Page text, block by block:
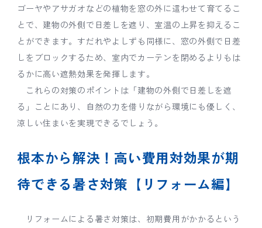
ゴーヤやアサガオなどの植物を窓の外に這わせて育てるこ
とで、建物の外側で日差しを遮り、室温の上昇を抑えるこ
とができます。すだれやよしずも同様に、窓の外側で日差
しをブロックするため、室内でカーテンを閉めるよりもは
るかに高い遮熱効果を発揮します。
これらの対策のポイントは「建物の外側で日差しを遮
る」ことにあり、自然の力を借りながら環境にも優しく、
涼しい住まいを実現できるでしょう。
根本から解決！高い費用対効果が期
待できる暑さ対策【リフォーム編】
リフォームによる暑さ対策は、初期費用がかかるという